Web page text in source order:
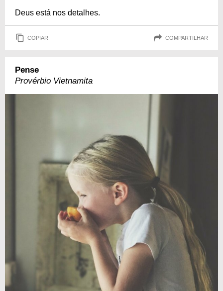
Deus está nos detalhes.
COPIAR COMPARTILHAR
Pense
Provérbio Vietnamita